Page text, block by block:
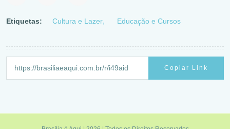
Etiquetas: Cultura e Lazer Educação e Cursos
Copiar Link